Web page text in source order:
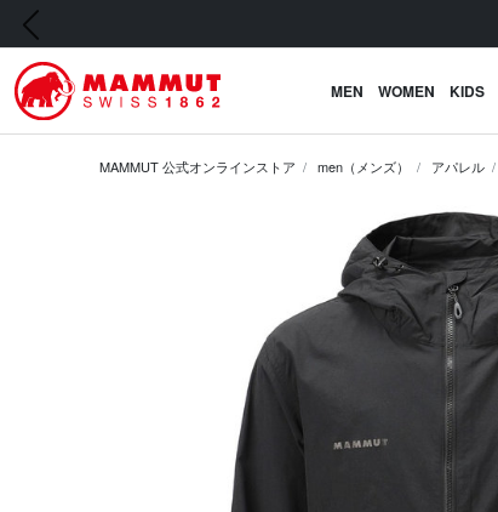
前の画像
MEN WOMEN KIDS
MAMMUT 公式オンラインストア men（メンズ） アパレル